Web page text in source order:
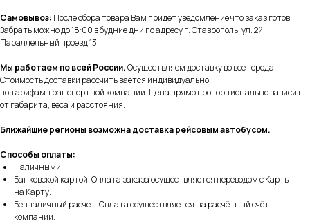
Самовывоз: После сбора товара Вам придет уведомление что заказ готов.
Забрать можно до 18:00 в будние дни по адресу г. Ставрополь, ул. 2й
Параллельный проезд 13
Мы работаем по всей России.Осуществляем доставку во все города.
Стоимость доставки рассчитывается индивидуально
по тарифам транспортной компании. Цена прямо пропорционально зависит
от габарита, веса и расстояния.
Ближайшие регионы возможна доставка рейсовым автобусом.
Способы оплаты:
Наличными
Банковской картой. Оплата заказа осуществляется переводом с Карты
на Карту.
Безналичный расчет. Оплата осуществляется на расчётный счёт
компании.